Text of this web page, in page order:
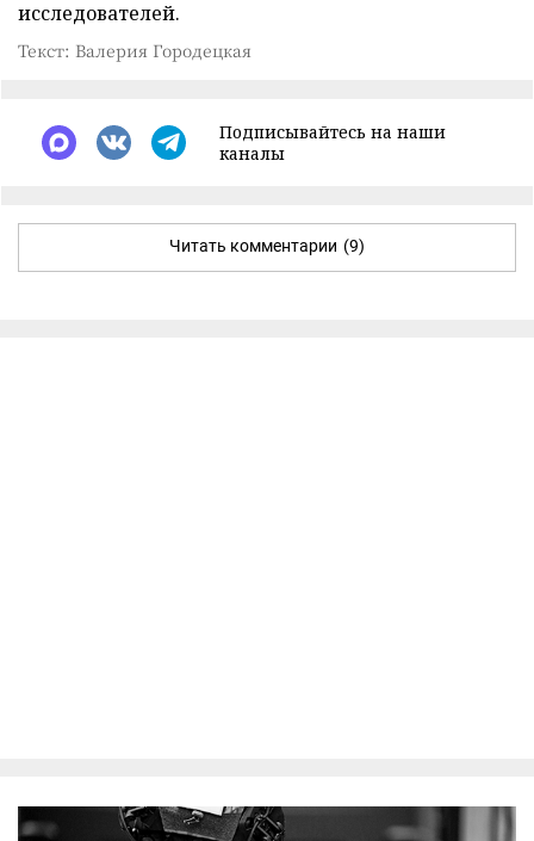
исследователей.
Текст: Валерия Городецкая
Подписывайтесь на наши
каналы
Читать комментарии (9)